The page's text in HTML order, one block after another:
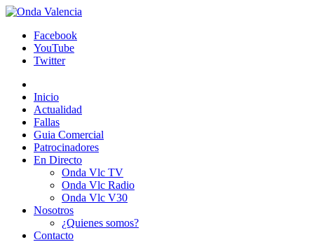
Facebook
YouTube
Twitter
Inicio
Actualidad
Fallas
Guia Comercial
Patrocinadores
En Directo
Onda Vlc TV
Onda Vlc Radio
Onda Vlc V30
Nosotros
¿Quienes somos?
Contacto